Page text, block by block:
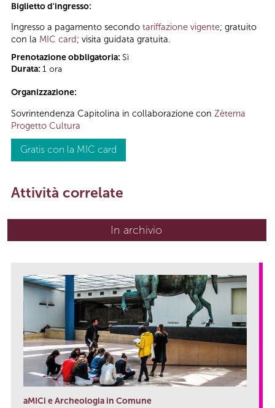
Biglietto d'ingresso:
Ingresso a pagamento secondo tariffazione vigente; gratuito
con la MIC card; visita guidata gratuita.
Prenotazione obbligatoria: Sì
Durata: 1 ora
Organizzazione:
Sovrintendenza Capitolina in collaborazione con Zètema
Progetto Cultura
Gratis con la MIC card
Attività correlate
In archivio
aMICi e Archeologia in Comune